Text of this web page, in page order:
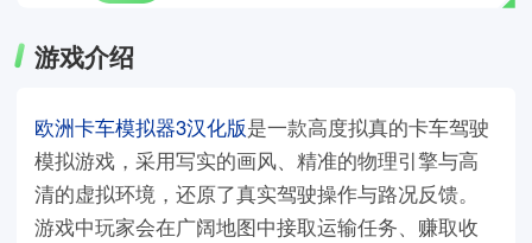
游戏介绍
欧洲卡车模拟器3汉化版是一款高度拟真的卡车驾驶
模拟游戏，采用写实的画风、精准的物理引擎与高
清的虚拟环境，还原了真实驾驶操作与路况反馈。
游戏中玩家会在广阔地图中接取运输任务、赚取收